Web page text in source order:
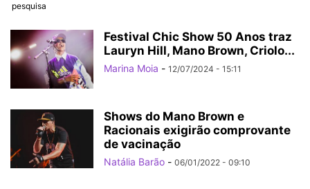
pesquisa
Festival Chic Show 50 Anos traz
Lauryn Hill, Mano Brown, Criolo...
Marina Moia - 12/07/2024 - 15:11
Shows do Mano Brown e
Racionais exigirão comprovante
de vacinação
Natália Barão - 06/01/2022 - 09:10